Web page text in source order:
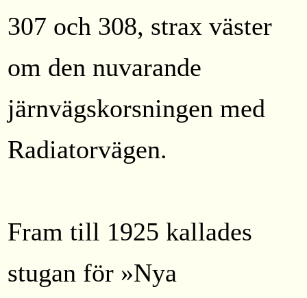
307 och 308, strax väster
om den nuvarande
järnvägskorsningen med
Radiatorvägen.
Fram till 1925 kallades
stugan för »Nya